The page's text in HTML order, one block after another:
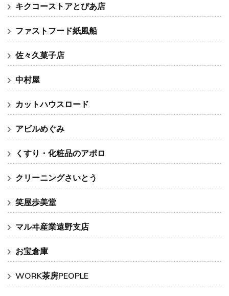
キクコーストアとぴあ店
ファストフード紙風船
佐々久菓子店
中村屋
カットハウスロード
アビルめぐみ
くすり・化粧品のアポロ
クリーニングさいとう
笑屋歩美堂
マルヰ産業遠野支店
お宝倉庫
WORK茶房PEOPLE